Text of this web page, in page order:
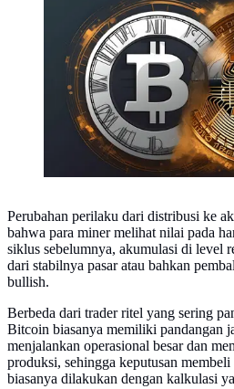
Ilustrasi aset kripto Bitcoin.
Perubahan perilaku dari distribusi ke
bahwa para miner melihat nilai pada
siklus sebelumnya, akumulasi di level
dari stabilnya pasar atau bahkan
bullish.
Berbeda dari trader ritel yang sering
Bitcoin biasanya memiliki pandangan
menjalankan operasional besar dan
produksi, sehingga keputusan
biasanya dilakukan dengan kalkulasi